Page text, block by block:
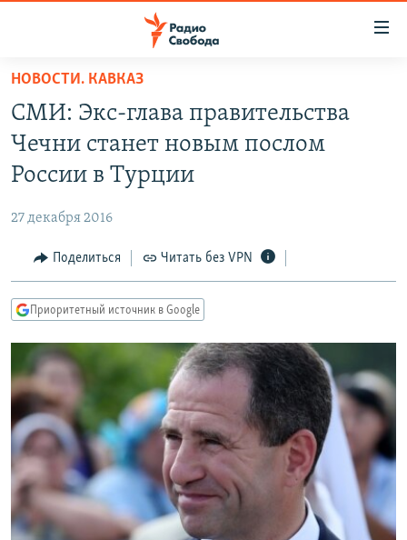
упрощенного
доступа
Вернуться
основному
Вернутся
Вернутся
поиску
АВТОРСКИЕ ПРОЕКТЫ
МНЕНИЯ
КУЛЬТУРА
КАВКАЗ.РЕАЛИИ
СЕВЕР.РЕАЛИИ
СИБИРЬ.РЕАЛИИ
РАСПИСАНИЕ ВЕЩАНИЯ
ПОДПИШИТЕСЬ НА РАССЫЛКУ
СОЦИАЛЬНЫЕ СЕТИ
НОВОСТИ. КАВКАЗ
СМИ: Экс-глава правительства
Чечни станет новым послом
России в Турции
27 декабря 2016
Поделиться Читать без VPN
Приоритетный источник в Google